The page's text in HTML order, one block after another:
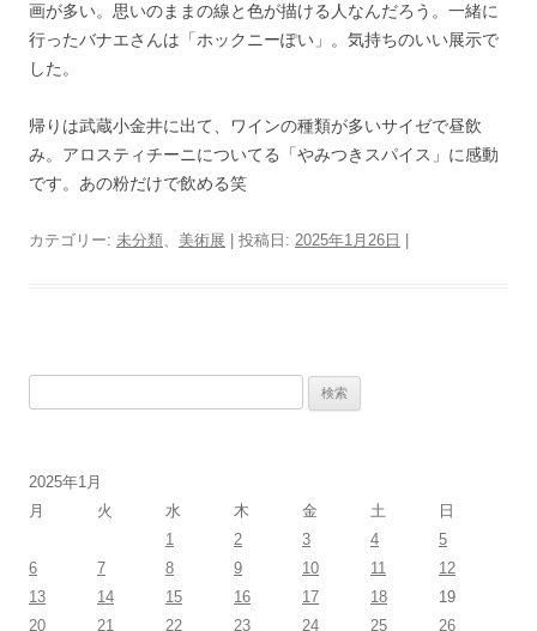
画が多い。思いのままの線と色が描ける人なんだろう。一緒に
行ったバナエさんは「ホックニーぽい」。気持ちのいい展示で
した。
帰りは武蔵小金井に出て、ワインの種類が多いサイゼで昼飲
み。アロスティチーニについてる「やみつきスパイス」に感動
です。あの粉だけで飲める笑
カテゴリー: 未分類 美術展 | 投稿日: 2025年1月26日 |
索:
2025年1月
月
火 水 木 金 土
日
1
2 3 4
5
6
7 8 9 10 11
12
13
14 15 16 17 18
19
20
21 22 23 24 25 26